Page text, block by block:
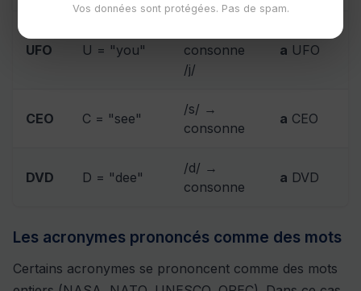
UFO U = "you"
consonne
/j/
a UFO
CEO C = "see"
/s/ →
consonne
a CEO
DVD D = "dee"
/d/ →
consonne
a DVD
Les acronymes prononcés comme des mots
Certains acronymes se prononcent comme des mots
Vos données sont protégées. Pas de spam.